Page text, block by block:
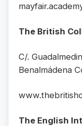
The British
C/.
Benalmádena
The English